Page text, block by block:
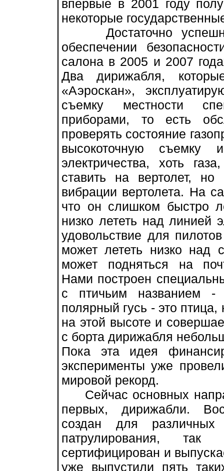
впервые в 2001 году
некоторые
Достаточно
обеспечении
салона в 2005 и 2007
Два дирижабля,
«Аэроскан»,
съемку местности
приборами, то есть
проверять состояние
высокоточную
электричества, хоть
ставить на вертолет,
вибрации вертолета. На
что он слишком быстро
низко лететь над линией
удовольствие для
может лететь низко над
может подняться на
Нами построен
с птичьим названием -
полярный гусь - это птица,
на этой высоте и
с борта дирижабля
Пока эта идея
эксперименты уже
мировой рекорд.
Сейчас основных
первых, дирижабли.
создан для
патрулирования,
сертифицирован и
уже выпустили пять